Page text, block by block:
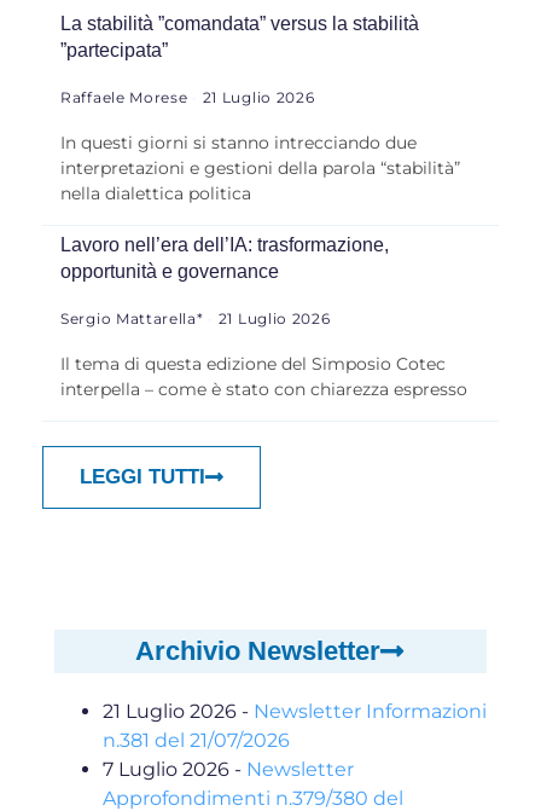
La stabilità ”comandata” versus la stabilità
”partecipata”
Raffaele Morese 21 Luglio 2026
In questi giorni si stanno intrecciando due
interpretazioni e gestioni della parola “stabilità”
nella dialettica politica
Lavoro nell’era dell’IA: trasformazione,
opportunità e governance
Sergio Mattarella* 21 Luglio 2026
Il tema di questa edizione del Simposio Cotec
interpella – come è stato con chiarezza espresso
LEGGI TUTTI
Archivio Newsletter
21 Luglio 2026 - Newsletter Informazioni
n.381 del 21/07/2026
7 Luglio 2026 - Newsletter
Approfondimenti n.379/380 del